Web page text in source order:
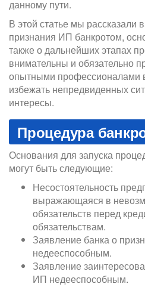
данному пути.
В этой статье мы рассказали
признания ИП банкротом,
также о дальнейших этапах
внимательны и обязательно
опытными профессионалами
избежать непредвиденных
интересы.
Процедура
Основания для запуска
могут быть следующие:
Несостоятельность
выражающаяся в
обязательств перед
обязательствам.
Заявление банка о
недееспособным.
Заявление
ИП недееспособным.